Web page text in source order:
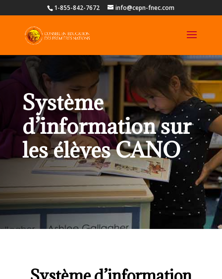
1-855-842-7672 info@cepn-fnec.com
Système
d’information sur
les élèves CANO